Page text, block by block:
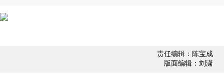
责任编辑：陈宝成
版面编辑：刘潇